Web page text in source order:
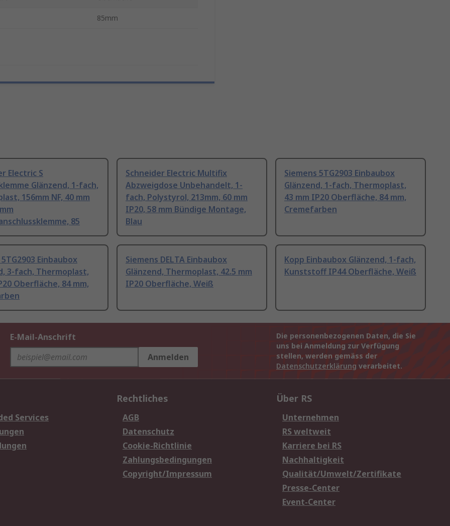
85mm
Electric S
Glänzend, 1-fach,
156mm NF, 40 mm
85
Schneider Electric Multifix
Abzweigdose Unbehandelt, 1-
fach, Polystyrol, 213mm, 60 mm
IP20, 58 mm Bündige Montage,
Blau
Siemens 5TG2903 Einbaubox
Glänzend, 1-fach, Thermoplast,
43 mm IP20 Oberfläche, 84 mm,
Cremefarben
Einbaubox
3-fach, Thermoplast,
Oberfläche, 84 mm,
Siemens DELTA Einbaubox
Glänzend, Thermoplast, 42.5 mm
IP20 Oberfläche, Weiß
Kopp Einbaubox Glänzend, 1-fach,
Kunststoff IP44 Oberfläche, Weiß
E-Mail-Anschrift
Anmelden
Die personenbezogenen Daten, die Sie
uns bei Anmeldung zur Verfügung
stellen, werden gemäss der
Datenschutzerklärung verarbeitet.
Services
Rechtliches
AGB
Datenschutz
Cookie-Richtlinie
Zahlungsbedingungen
Copyright/Impressum
Über RS
Unternehmen
RS weltweit
Karriere bei RS
Nachhaltigkeit
Qualität/Umwelt/Zertifikate
Presse-Center
Event-Center